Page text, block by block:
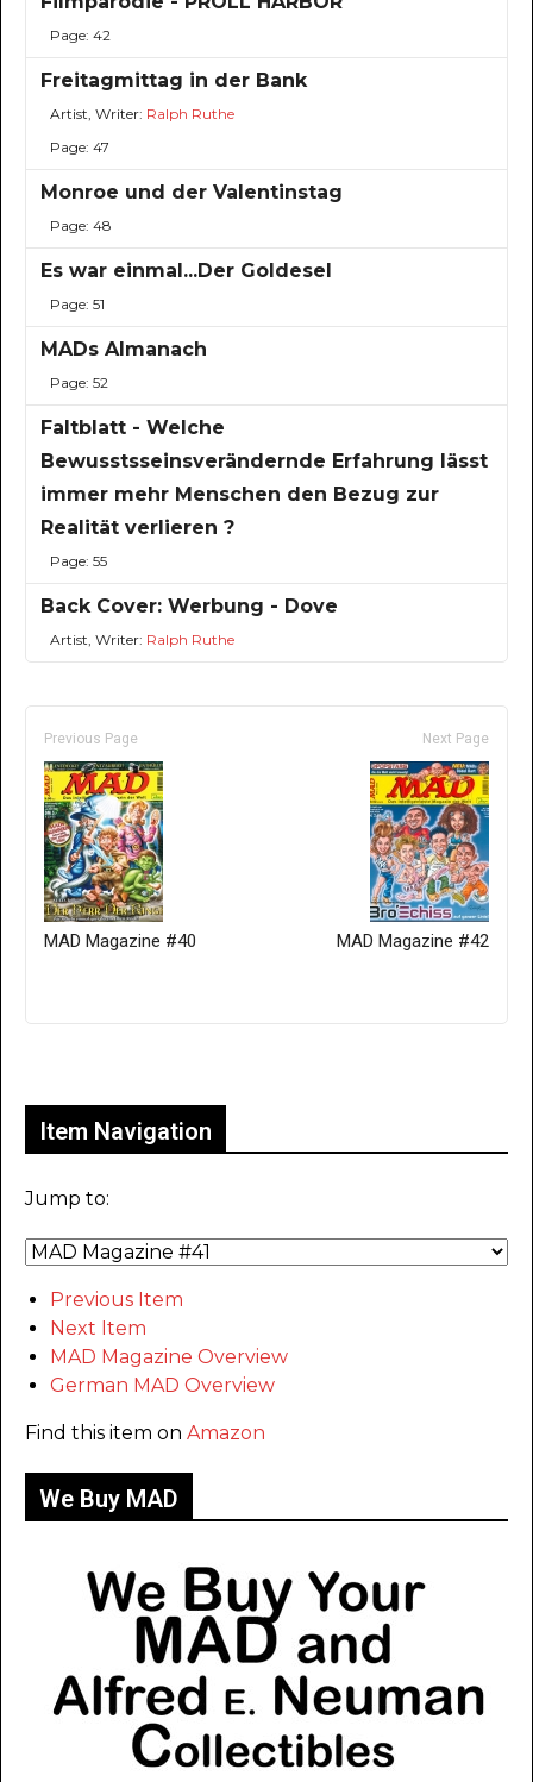
Page: 42
Freitagmittag in der Bank
Artist, Writer: Ralph Ruthe
Page: 47
Monroe und der Valentinstag
Page: 48
Es war einmal...Der Goldesel
Page: 51
MADs Almanach
Page: 52
Faltblatt - Welche
Bewusstsseinsverändernde Erfahrung lässt
immer mehr Menschen den Bezug zur
Realität verlieren ?
Page: 55
Back Cover: Werbung - Dove
Artist, Writer: Ralph Ruthe
Previous Page
MAD Magazine #40
Next Page
MAD Magazine #42
Item Navigation
Jump to:
Previous Item
Next Item
MAD Magazine Overview
German MAD Overview
Find this item on Amazon
We Buy MAD